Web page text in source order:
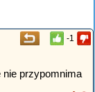
-1
nie przypomnima